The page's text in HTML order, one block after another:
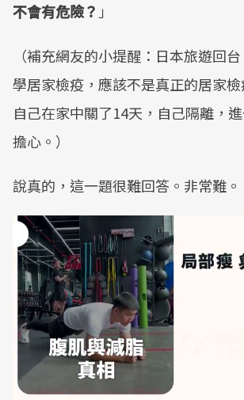
不會有危險？ 」
（補充網友的小提醒：日本旅遊回
學居家檢疫，應該不是真正的居家
自己在家中關了14天，自己隔離，
擔心。）
說真的，這一題很難回答。非常難。